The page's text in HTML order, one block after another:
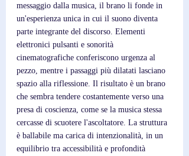
messaggio dalla musica, il brano li fonde in
un'esperienza unica in cui il suono diventa
parte integrante del discorso. Elementi
elettronici pulsanti e sonorità
cinematografiche conferiscono urgenza al
pezzo, mentre i passaggi più dilatati lasciano
spazio alla riflessione. Il risultato è un brano
che sembra tendere costantemente verso una
presa di coscienza, come se la musica stessa
cercasse di scuotere l'ascoltatore. La struttura
è ballabile ma carica di intenzionalità, in un
equilibrio tra accessibilità e profondità